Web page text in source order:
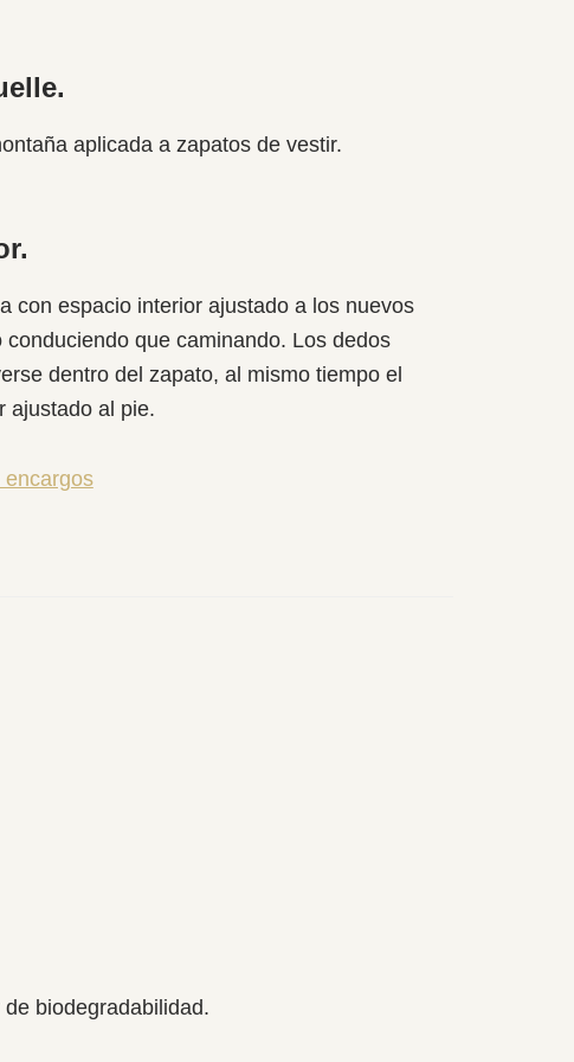
aplicada a zapatos de vestir.
con espacio interior ajustado a los nuevos
que caminando. Los dedos
dentro del zapato, al mismo tiempo el
ajustado al pie.
encargos
biodegradabilidad.